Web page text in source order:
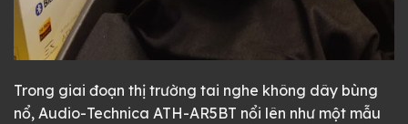
Trong giai đoạn thị trường tai nghe không dây bùng
nổ, Audio-Technica ATH-AR5BT nổi lên như một mẫu